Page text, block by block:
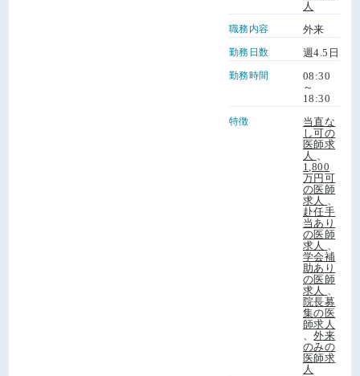
人
職務内容 外来
勤務日数 週4.5日
勤務時間
08:30
～
18:30
特徴
当直な
し可の
医師求
人
1,800
万円可
の医師
求人
赴任手
当あり
の医師
求人
学会補
助あり
の医師
求人
院長募
集の医
師求人
、外来
のみの
医師求
人